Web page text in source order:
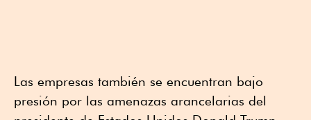
Las empresas también se encuentran bajo
presión por las amenazas arancelarias del